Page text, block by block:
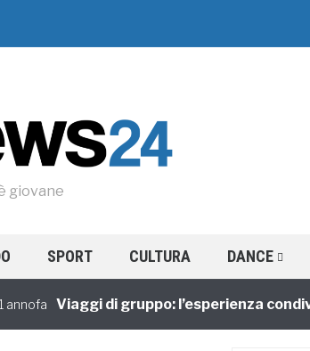
giovane
SPORT CULTURA DANCE
Viaggi di gruppo: l’esperienza condivisa